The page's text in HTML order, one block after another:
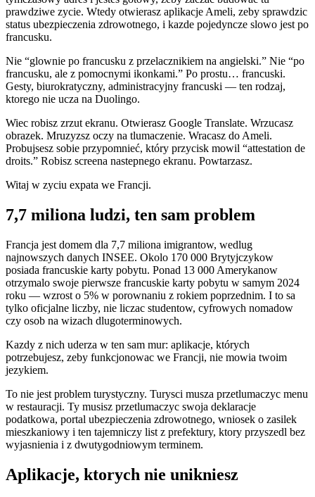
prawdziwe zycie. Wtedy otwierasz aplikacje Ameli, zeby sprawdzic
status ubezpieczenia zdrowotnego, i kazde pojedyncze slowo jest po
francusku.
Nie “glownie po francusku z przelacznikiem na angielski.” Nie “po
francusku, ale z pomocnymi ikonkami.” Po prostu… francuski.
Gesty, biurokratyczny, administracyjny francuski — ten rodzaj,
ktorego nie ucza na Duolingo.
Wiec robisz zrzut ekranu. Otwierasz Google Translate. Wrzucasz
obrazek. Mruzyzsz oczy na tlumaczenie. Wracasz do Ameli.
Probujsesz sobie przypomnieć, który przycisk mowil “attestation de
droits.” Robisz screena nastepnego ekranu. Powtarzasz.
Witaj w zyciu expata we Francji.
7,7 miliona ludzi, ten sam problem
Francja jest domem dla 7,7 miliona imigrantow, wedlug
najnowszych danych INSEE. Okolo 170 000 Brytyjczykow
posiada francuskie karty pobytu. Ponad 13 000 Amerykanow
otrzymalo swoje pierwsze francuskie karty pobytu w samym 2024
roku — wzrost o 5% w porownaniu z rokiem poprzednim. I to sa
tylko oficjalne liczby, nie liczac studentow, cyfrowych nomadow
czy osob na wizach dlugoterminowych.
Kazdy z nich uderza w ten sam mur: aplikacje, których
potrzebujesz, zeby funkcjonowac we Francji, nie mowia twoim
jezykiem.
To nie jest problem turystyczny. Turysci musza przetlumaczyc menu
w restauracji. Ty musisz przetlumaczyc swoja deklaracje
podatkowa, portal ubezpieczenia zdrowotnego, wniosek o zasilek
mieszkaniowy i ten tajemniczy list z prefektury, ktory przyszedl bez
wyjasnienia i z dwutygodniowym terminem.
Aplikacje, ktorych nie unikniesz